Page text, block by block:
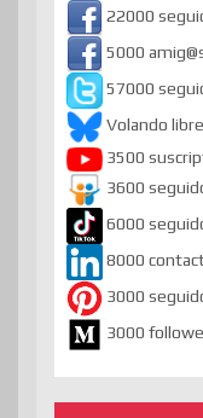
22000
5000
57000
Volando
3500
3600
6000
8000
3000
3000